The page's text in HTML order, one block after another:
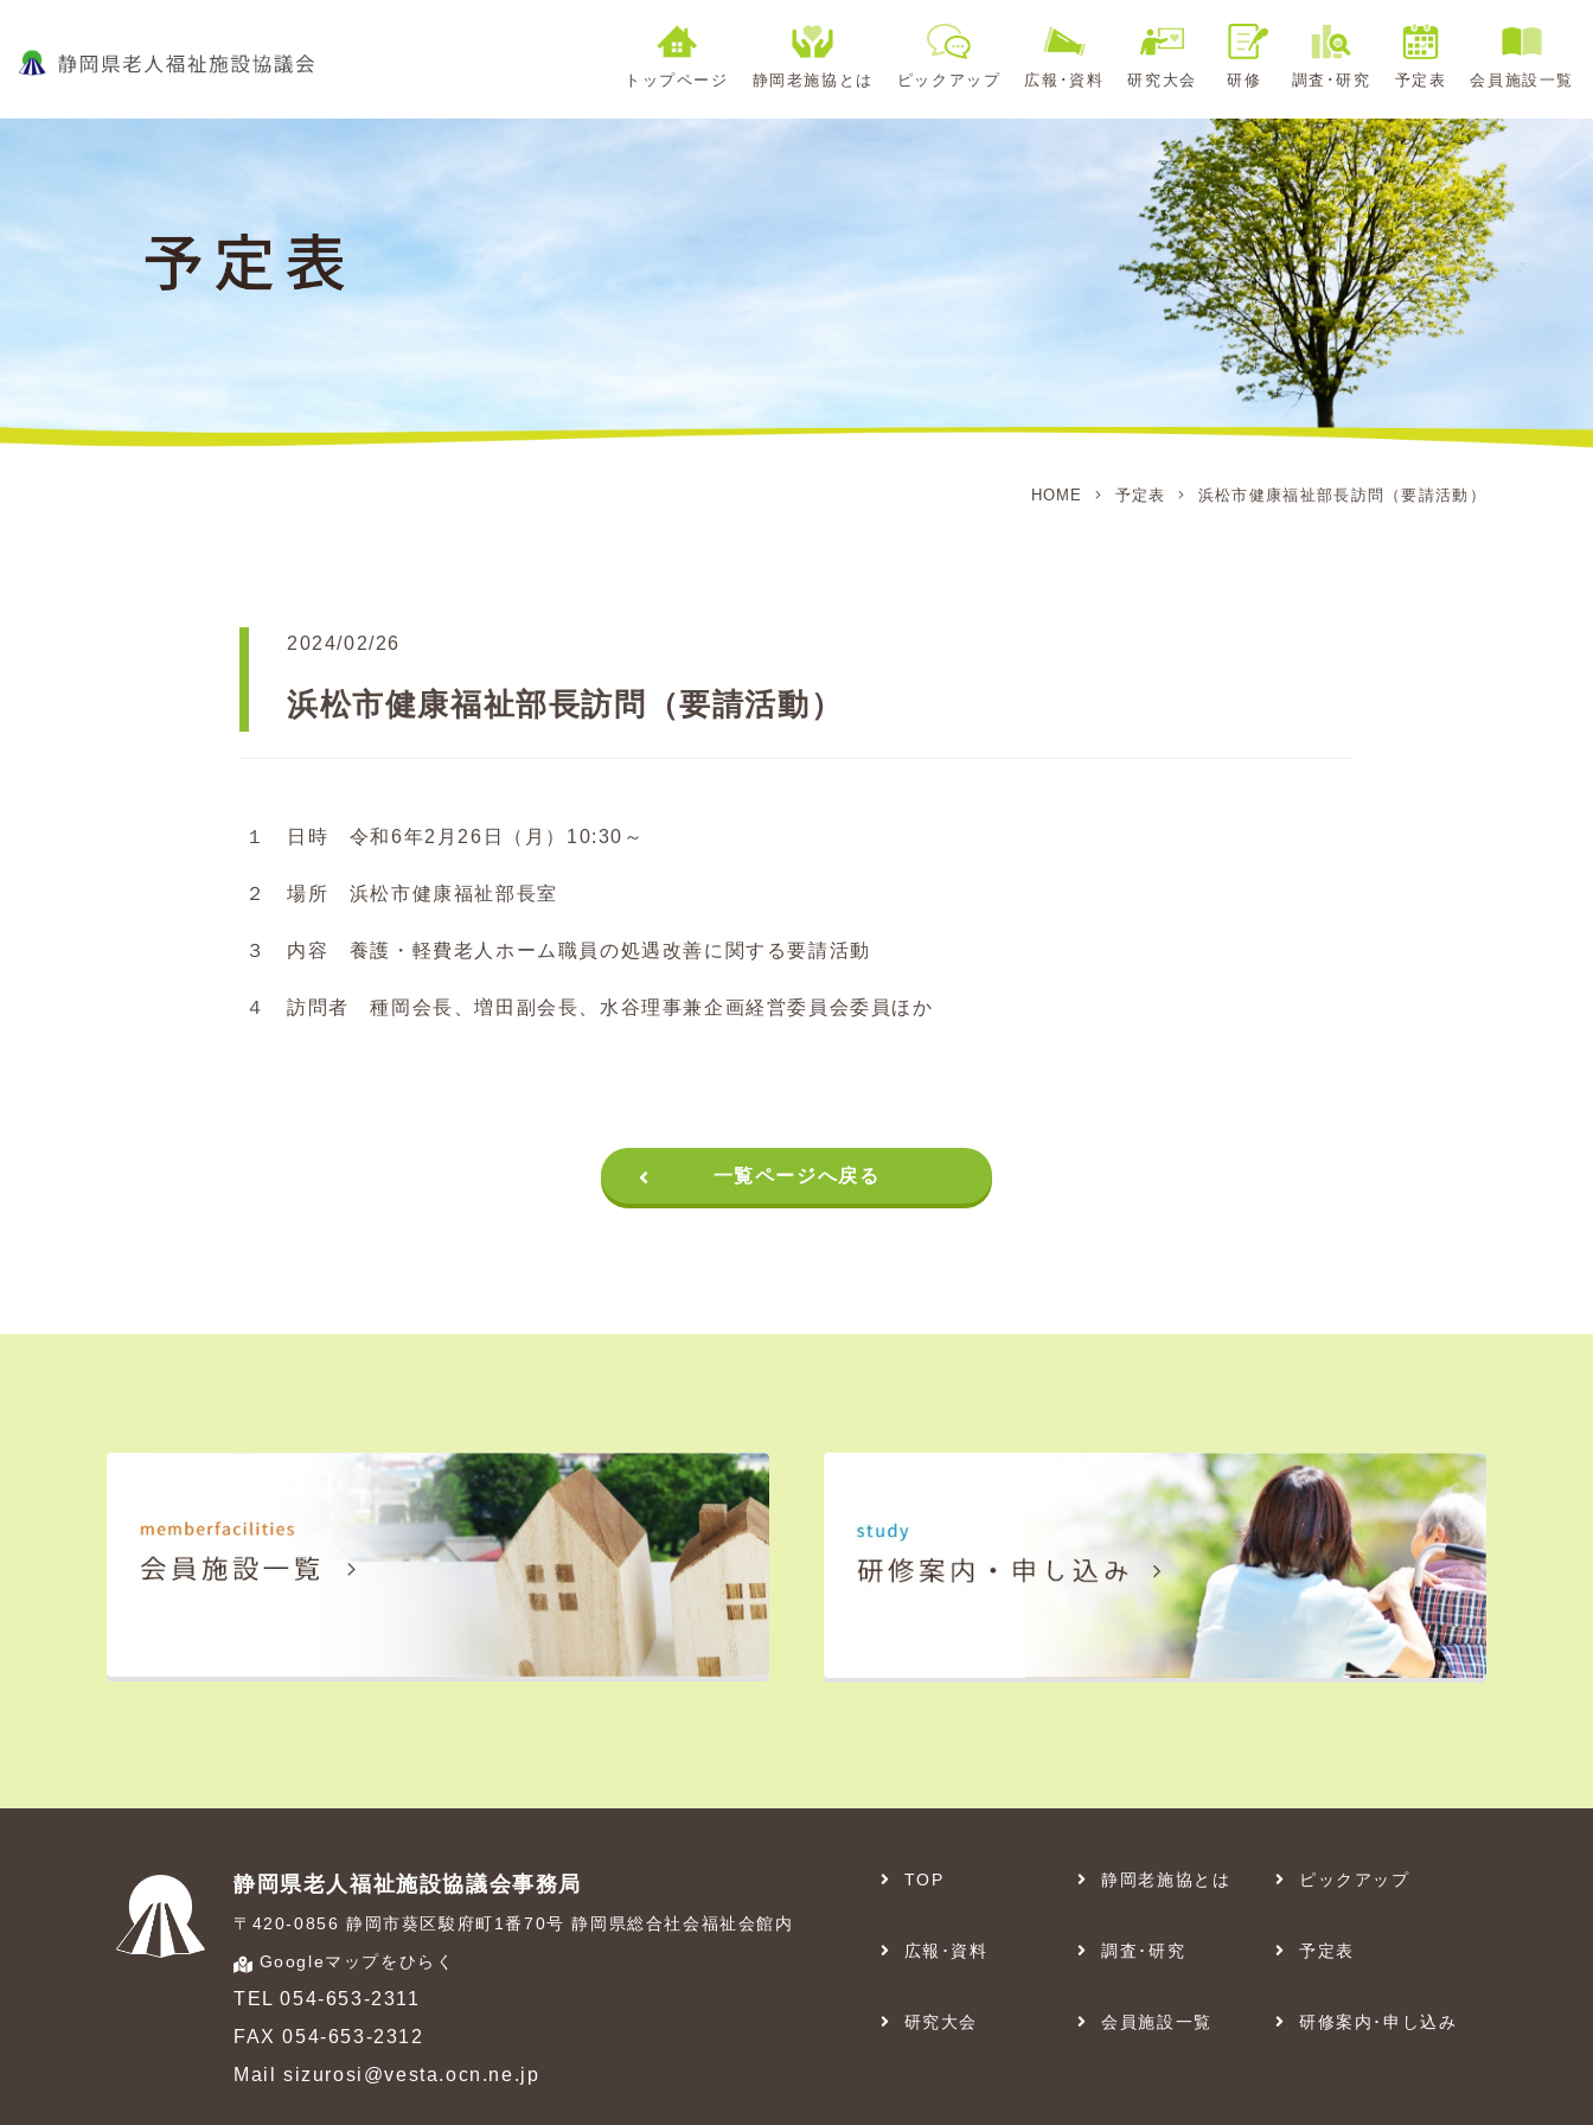
トップページ 静岡老施協とは ピックアップ 広報･資料 研究大会 研修 調査･研究 予定表 会員施設一覧
HOME 予定表 浜松市健康福祉部長訪問（要請活動）
2024/02/26
浜松市健康福祉部長訪問（要請活動）
１ 日時 令和6年2月26日（月）10:30～
２ 場所 浜松市健康福祉部長室
３ 内容 養護・軽費老人ホーム職員の処遇改善に関する要請活動
４ 訪問者 種岡会長、増田副会長、水谷理事兼企画経営委員会委員ほか
一覧ページへ戻る
TOP 静岡老施協とは ピックアップ
広報･資料 調査･研究 予定表
研究大会 会員施設一覧 研修案内･申し込み
静岡県老人福祉施設協議会事務局
〒420-0856 静岡市葵区駿府町1番70号 静岡県総合社会福祉会館内
Googleマップをひらく
TEL 054-653-2311
FAX 054-653-2312
Mail sizurosi@vesta.ocn.ne.jp